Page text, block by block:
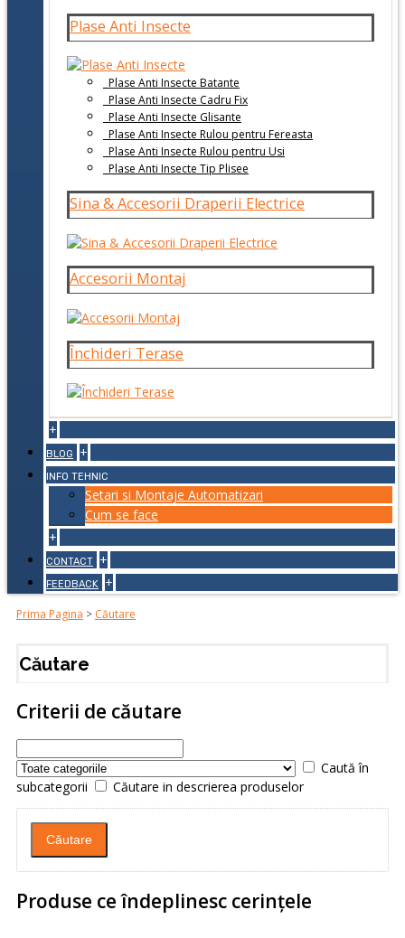
Plase Anti Insecte
Plase Anti Insecte Batante
Plase Anti Insecte Cadru Fix
Plase Anti Insecte Glisante
Plase Anti Insecte Rulou pentru Fereasta
Plase Anti Insecte Rulou pentru Usi
Plase Anti Insecte Tip Plisee
Sina & Accesorii Draperii Electrice
Accesorii Montaj
Închideri Terase
+
BLOG +
INFO TEHNIC
Setari si Montaje Automatizari
Cum se face
+
CONTACT +
FEEDBACK +
Prima Pagina > Căutare
Căutare
Criterii de căutare
Caută în
subcategorii
Căutare in descrierea produselor
Produse ce îndeplinesc cerinţele